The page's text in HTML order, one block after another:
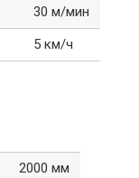
30 м/мин
5 км/ч
2000 мм